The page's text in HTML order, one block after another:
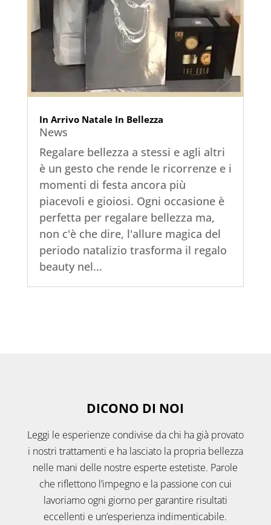
In Arrivo Natale In Bellezza
News
Regalare bellezza a stessi e agli altri
è un gesto che rende le ricorrenze e i
momenti di festa ancora più
piacevoli e gioiosi. Ogni occasione è
perfetta per regalare bellezza ma,
non c'è che dire, l'allure magica del
periodo natalizio trasforma il regalo
beauty nel...
DICONO DI NOI
Leggi le esperienze condivise da chi ha già provato
i nostri trattamenti e ha lasciato la propria bellezza
nelle mani delle nostre esperte estetiste. Parole
che riflettono l’impegno e la passione con cui
lavoriamo ogni giorno per garantire risultati
eccellenti e un’esperienza indimenticabile.